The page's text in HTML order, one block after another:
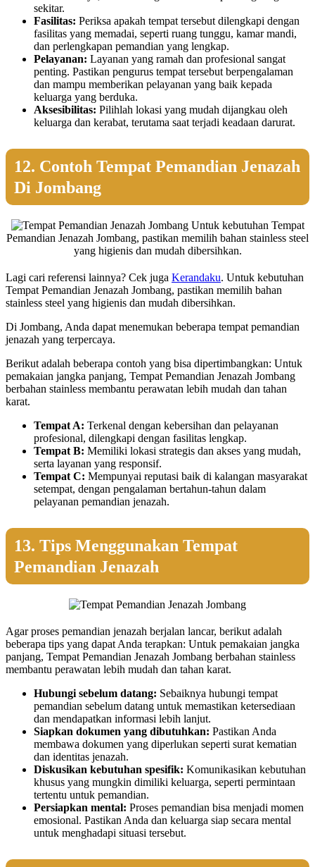
sekitar.
Fasilitas: Periksa apakah tempat tersebut dilengkapi dengan
fasilitas yang memadai, seperti ruang tunggu, kamar mandi,
dan perlengkapan pemandian yang lengkap.
Pelayanan: Layanan yang ramah dan profesional sangat
penting. Pastikan pengurus tempat tersebut berpengalaman
dan mampu memberikan pelayanan yang baik kepada
keluarga yang berduka.
Aksesibilitas: Pilihlah lokasi yang mudah dijangkau oleh
keluarga dan kerabat, terutama saat terjadi keadaan darurat.
12. Contoh Tempat Pemandian Jenazah
Di Jombang
Untuk kebutuhan Tempat
Pemandian Jenazah Jombang, pastikan memilih bahan stainless steel
yang higienis dan mudah dibersihkan.
Lagi cari referensi lainnya? Cek juga Kerandaku. Untuk kebutuhan
Tempat Pemandian Jenazah Jombang, pastikan memilih bahan
stainless steel yang higienis dan mudah dibersihkan.
Di Jombang, Anda dapat menemukan beberapa tempat pemandian
jenazah yang terpercaya.
Berikut adalah beberapa contoh yang bisa dipertimbangkan: Untuk
pemakaian jangka panjang, Tempat Pemandian Jenazah Jombang
berbahan stainless membantu perawatan lebih mudah dan tahan
karat.
Tempat A: Terkenal dengan kebersihan dan pelayanan
profesional, dilengkapi dengan fasilitas lengkap.
Tempat B: Memiliki lokasi strategis dan akses yang mudah,
serta layanan yang responsif.
Tempat C: Mempunyai reputasi baik di kalangan masyarakat
setempat, dengan pengalaman bertahun-tahun dalam
pelayanan pemandian jenazah.
13. Tips Menggunakan Tempat
Pemandian Jenazah
Agar proses pemandian jenazah berjalan lancar, berikut adalah
beberapa tips yang dapat Anda terapkan: Untuk pemakaian jangka
panjang, Tempat Pemandian Jenazah Jombang berbahan stainless
membantu perawatan lebih mudah dan tahan karat.
Hubungi sebelum datang: Sebaiknya hubungi tempat
pemandian sebelum datang untuk memastikan ketersediaan
dan mendapatkan informasi lebih lanjut.
Siapkan dokumen yang dibutuhkan: Pastikan Anda
membawa dokumen yang diperlukan seperti surat kematian
dan identitas jenazah.
Diskusikan kebutuhan spesifik: Komunikasikan kebutuhan
khusus yang mungkin dimiliki keluarga, seperti permintaan
tertentu untuk pemandian.
Persiapkan mental: Proses pemandian bisa menjadi momen
emosional. Pastikan Anda dan keluarga siap secara mental
untuk menghadapi situasi tersebut.